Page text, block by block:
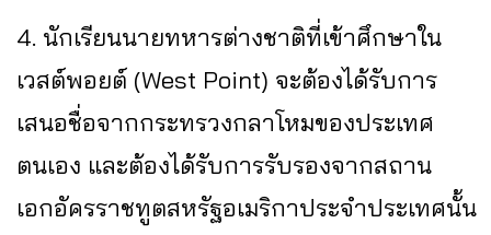
4. นักเรียนนายทหารต่างชาติที่เข้าศึกษาใน
เวสต์พอยต์ (West Point) จะต้องได้รับการ
เสนอชื่อจากกระทรวงกลาโหมของประเทศ
ตนเอง และต้องได้รับการรับรองจากสถาน
เอกอัครราชทูตสหรัฐอเมริกาประจำประเทศนั้น